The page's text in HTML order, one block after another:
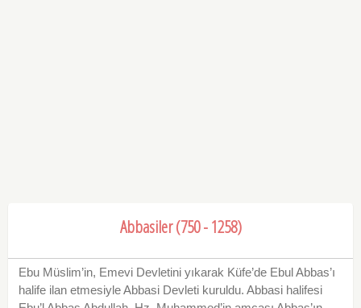
Abbasiler (750 - 1258)
Ebu Müslim’in, Emevi Devletini yıkarak Küfe’de Ebul Abbas’ı
halife ilan etmesiyle Abbasi Devleti kuruldu. Abbasi halifesi